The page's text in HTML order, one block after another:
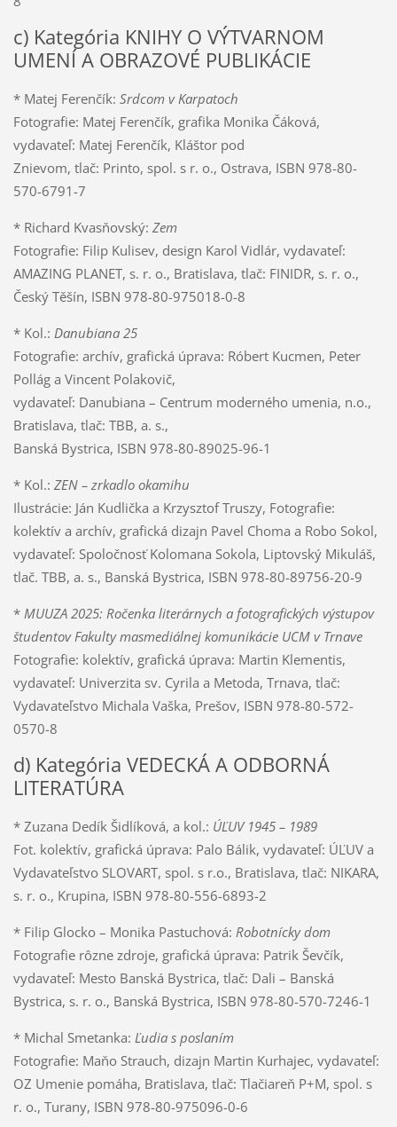
c) Kategória KNIHY O VÝTVARNOM
UMENÍ A OBRAZOVÉ PUBLIKÁCIE
* Matej Ferenčík: Srdcom v Karpatoch
Fotografie: Matej Ferenčík, grafika Monika Čáková,
vydavateľ: Matej Ferenčík, Kláštor pod
Znievom, tlač: Printo, spol. s r. o., Ostrava, ISBN 978-80-
570-6791-7
* Richard Kvasňovský: Zem
Fotografie: Filip Kulisev, design Karol Vidlár, vydavateľ:
AMAZING PLANET, s. r. o., Bratislava, tlač: FINIDR, s. r. o.,
Český Těšín, ISBN 978-80-975018-0-8
* Kol.: Danubiana 25
Fotografie: archív, grafická úprava: Róbert Kucmen, Peter
Pollág a Vincent Polakovič,
vydavateľ: Danubiana – Centrum moderného umenia, n.o.,
Bratislava, tlač: TBB, a. s.,
Banská Bystrica, ISBN 978-80-89025-96-1
* Kol.: ZEN – zrkadlo okamihu
Ilustrácie: Ján Kudlička a Krzysztof Truszy, Fotografie:
kolektív a archív, grafická dizajn Pavel Choma a Robo Sokol,
vydavateľ: Spoločnosť Kolomana Sokola, Liptovský Mikuláš,
tlač. TBB, a. s., Banská Bystrica, ISBN 978-80-89756-20-9
* MUUZA 2025: Ročenka literárnych a fotografických výstupov
študentov Fakulty masmediálnej komunikácie UCM v Trnave
Fotografie: kolektív, grafická úprava: Martin Klementis,
vydavateľ: Univerzita sv. Cyrila a Metoda, Trnava, tlač:
Vydavateľstvo Michala Vaška, Prešov, ISBN 978-80-572-
0570-8
d) Kategória VEDECKÁ A ODBORNÁ
LITERATÚRA
* Zuzana Dedík Šidlíková, a kol.: ÚĽUV 1945 – 1989
Fot. kolektív, grafická úprava: Palo Bálik, vydavateľ: ÚĽUV a
Vydavateľstvo SLOVART, spol. s r.o., Bratislava, tlač: NIKARA,
s. r. o., Krupina, ISBN 978-80-556-6893-2
* Filip Glocko – Monika Pastuchová: Robotnícky dom
Fotografie rôzne zdroje, grafická úprava: Patrik Ševčík,
vydavateľ: Mesto Banská Bystrica, tlač: Dali – Banská
Bystrica, s. r. o., Banská Bystrica, ISBN 978-80-570-7246-1
* Michal Smetanka: Ľudia s poslaním
Fotografie: Maňo Strauch, dizajn Martin Kurhajec, vydavateľ:
OZ Umenie pomáha, Bratislava, tlač: Tlačiareň P+M, spol. s
r. o., Turany, ISBN 978-80-975096-0-6